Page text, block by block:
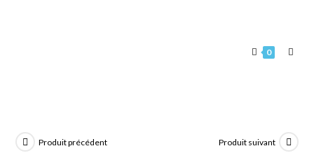
0
Produit précédent Produit suivant